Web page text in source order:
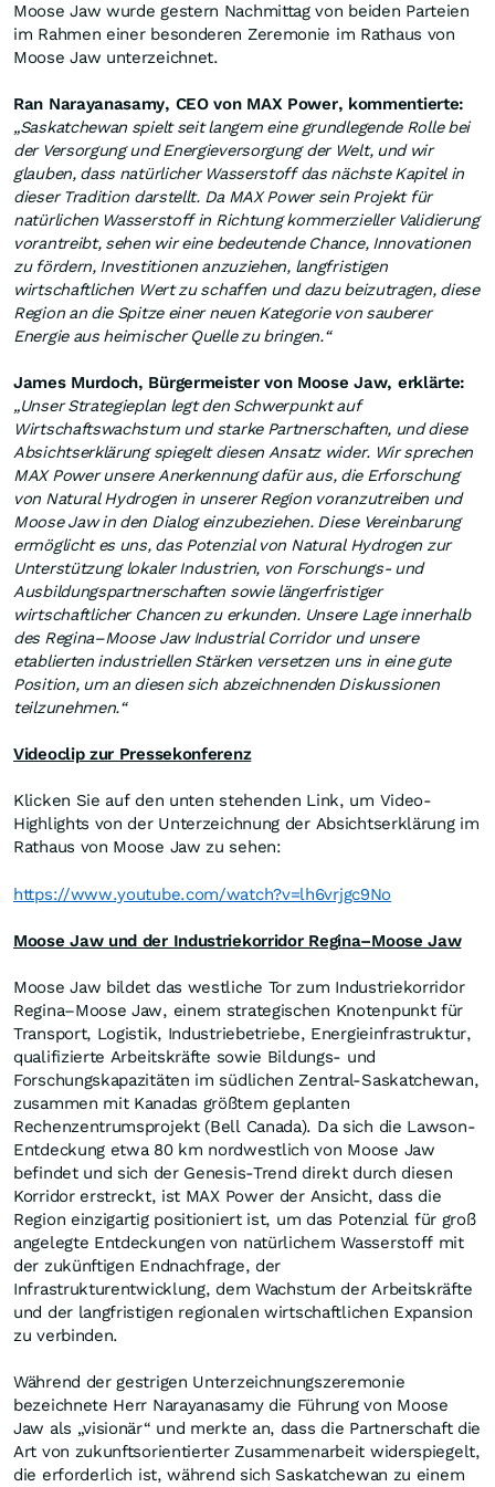
Moose Jaw wurde gestern Nachmittag von beiden Parteien
im Rahmen einer besonderen Zeremonie im Rathaus von
Moose Jaw unterzeichnet.
Ran Narayanasamy, CEO von MAX Power, kommentierte:
„Saskatchewan spielt seit langem eine grundlegende Rolle bei
der Versorgung und Energieversorgung der Welt, und wir
glauben, dass natürlicher Wasserstoff das nächste Kapitel in
dieser Tradition darstellt. Da MAX Power sein Projekt für
natürlichen Wasserstoff in Richtung kommerzieller Validierung
vorantreibt, sehen wir eine bedeutende Chance, Innovationen
zu fördern, Investitionen anzuziehen, langfristigen
wirtschaftlichen Wert zu schaffen und dazu beizutragen, diese
Region an die Spitze einer neuen Kategorie von sauberer
Energie aus heimischer Quelle zu bringen.“
James Murdoch, Bürgermeister von Moose Jaw, erklärte:
„Unser Strategieplan legt den Schwerpunkt auf
Wirtschaftswachstum und starke Partnerschaften, und diese
Absichtserklärung spiegelt diesen Ansatz wider. Wir sprechen
MAX Power unsere Anerkennung dafür aus, die Erforschung
von Natural Hydrogen in unserer Region voranzutreiben und
Moose Jaw in den Dialog einzubeziehen. Diese Vereinbarung
ermöglicht es uns, das Potenzial von Natural Hydrogen zur
Unterstützung lokaler Industrien, von Forschungs- und
Ausbildungspartnerschaften sowie längerfristiger
wirtschaftlicher Chancen zu erkunden. Unsere Lage innerhalb
des Regina–Moose Jaw Industrial Corridor und unsere
etablierten industriellen Stärken versetzen uns in eine gute
Position, um an diesen sich abzeichnenden Diskussionen
teilzunehmen.“
Videoclip zur Pressekonferenz
Klicken Sie auf den unten stehenden Link, um Video-
Highlights von der Unterzeichnung der Absichtserklärung im
Rathaus von Moose Jaw zu sehen:
https://www.youtube.com/watch?v=lh6vrjgc9No
Moose Jaw und der Industriekorridor Regina–Moose Jaw
Moose Jaw bildet das westliche Tor zum Industriekorridor
Regina–Moose Jaw, einem strategischen Knotenpunkt für
Transport, Logistik, Industriebetriebe, Energieinfrastruktur,
qualifizierte Arbeitskräfte sowie Bildungs- und
Forschungskapazitäten im südlichen Zentral-Saskatchewan,
zusammen mit Kanadas größtem geplanten
Rechenzentrumsprojekt (Bell Canada). Da sich die Lawson-
Entdeckung etwa 80 km nordwestlich von Moose Jaw
befindet und sich der Genesis-Trend direkt durch diesen
Korridor erstreckt, ist MAX Power der Ansicht, dass die
Region einzigartig positioniert ist, um das Potenzial für groß
angelegte Entdeckungen von natürlichem Wasserstoff mit
der zukünftigen Endnachfrage, der
Infrastrukturentwicklung, dem Wachstum der Arbeitskräfte
und der langfristigen regionalen wirtschaftlichen Expansion
zu verbinden.
Während der gestrigen Unterzeichnungszeremonie
bezeichnete Herr Narayanasamy die Führung von Moose
Jaw als „visionär“ und merkte an, dass die Partnerschaft die
Art von zukunftsorientierter Zusammenarbeit widerspiegelt,
die erforderlich ist, während sich Saskatchewan zu einem